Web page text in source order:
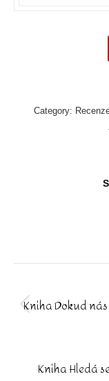
Category:
Post
navigation
Kniha Dokud
Kniha Hledá